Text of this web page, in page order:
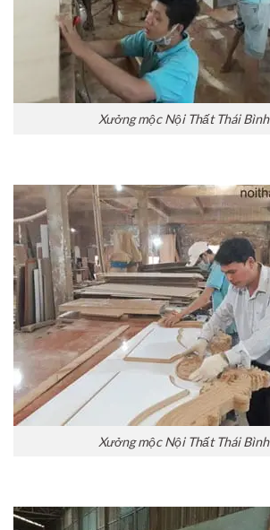
Xưởng mộc Nội Thất Thái Bình
Xưởng mộc Nội Thất Thái Bình